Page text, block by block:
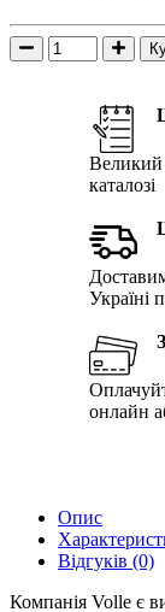
Великий
каталозі
Україні
онлайн
Опис
Відгуків (0)
Компанія Volle є